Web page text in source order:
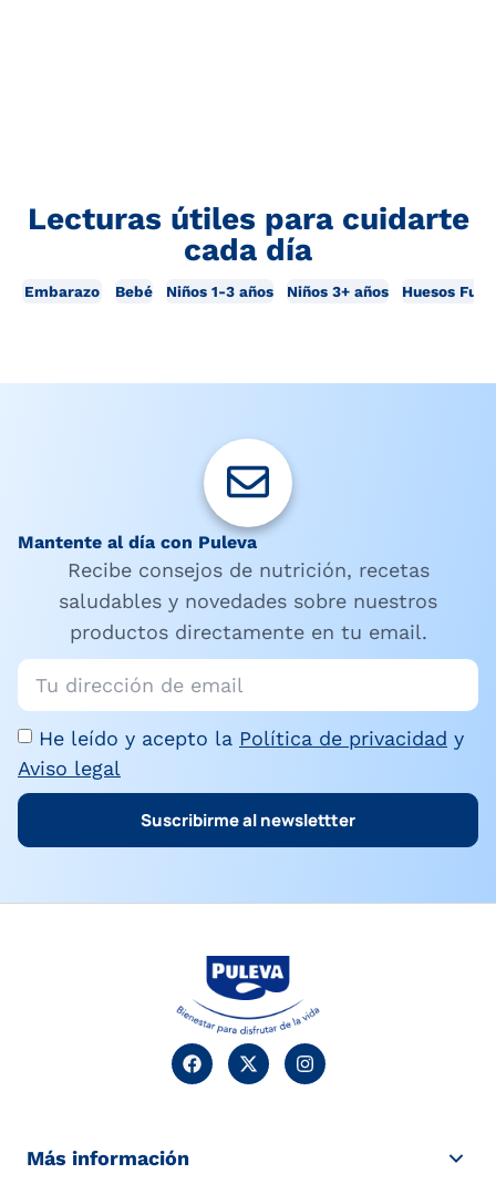
Lecturas útiles para cuidarte
cada día
Embarazo Bebé Niños 1-3 años Niños 3+ años Huesos
Mantente al día con Puleva
Recibe consejos de nutrición, recetas
saludables y novedades sobre nuestros
productos directamente en tu email.
He leído y acepto la Política de privacidad y
Aviso legal
Suscribirme al newslettter
Más información